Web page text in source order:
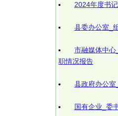
2024年度书
县委办公室_
市融媒体中
职情况报告
县政府办公
国有企业_委